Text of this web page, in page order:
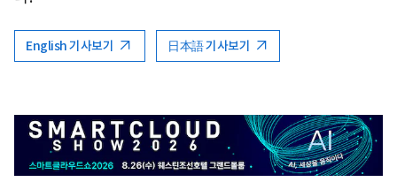
English 기사보기 日本語 기사보기